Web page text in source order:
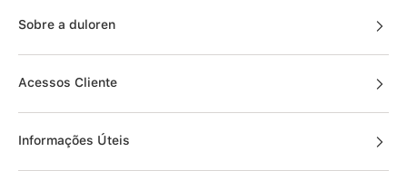
Sobre a duloren
Acessos Cliente
Informações Úteis